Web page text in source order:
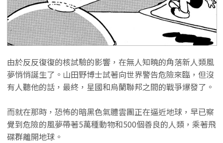
由於反反復復的核試驗的影響，在無人知曉的角落新人類風
夢悄悄誕生了。山田野博士試著向世界警告危險來臨，但沒
有人聽他的話，最終，星國和烏蘭聯邦之間的戰爭爆發了。
而就在那時，恐怖的暗黑色氣體雲團正在逼近地球，早已察
覺到危險的風夢帶著5萬種動物和500個善良的人類，乘著飛
碟群離開地球。